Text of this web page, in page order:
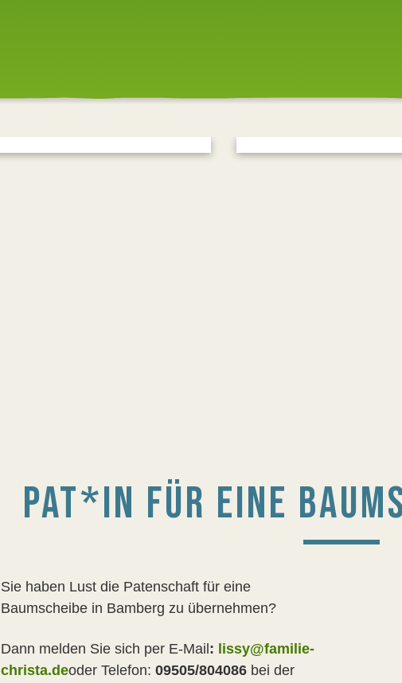
PAT*IN FÜR EINE
Sie haben Lust die Patenschaft für eine
Baumscheibe in Bamberg zu übernehmen?
Dann melden Sie sich per E-Mail : lissy@familie-
christa.deoder Telefon: 09505/804086 bei der